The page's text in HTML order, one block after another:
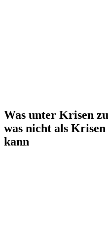
Was unter Krisen
was nicht als Krisen
kann